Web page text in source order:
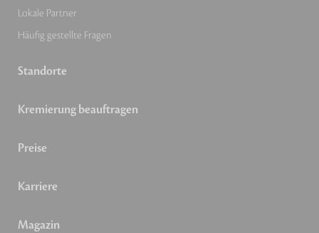
Lokale Partner
Häufig gestellte Fragen
Standorte
Kremierung beauftragen
Preise
Karriere
Magazin